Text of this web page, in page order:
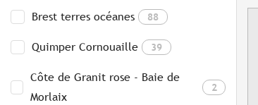
Brest terres océanes 88
Quimper Cornouaille 39
Côte de Granit rose - Baie de
Morlaix
2